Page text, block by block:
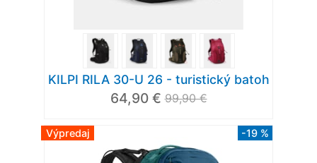
KILPI RILA 30-U 26 - turistický batoh
64,90 € 99,90 €
Výpredaj -19 %